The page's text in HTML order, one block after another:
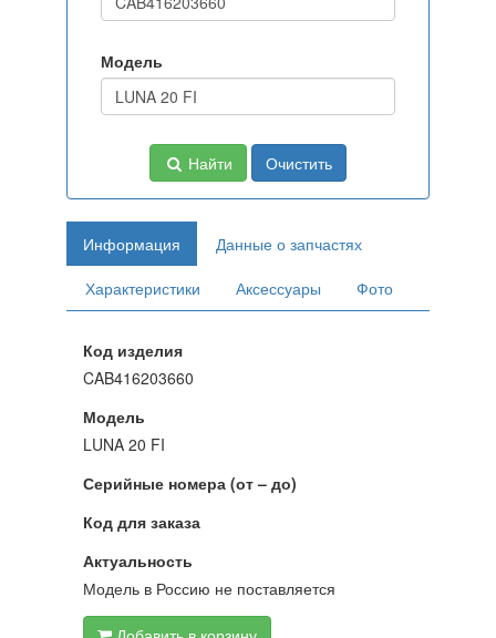
Модель
Найти Очистить
Информация
Данные о запчастях
Характеристики
Аксессуары Фото
Код изделия
CAB416203660
Модель
LUNA 20 FI
Серийные номера (от – до)
Код для заказа
Актуальность
Модель в Россию не поставляется